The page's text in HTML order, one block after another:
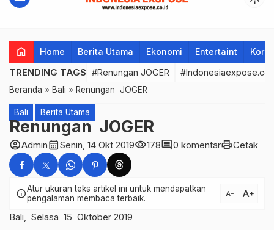
home Home Berita Utama Ekonomi Entertaint
TRENDING TAGS #Renungan JOGER
Beranda » Bali » Renungan JOGER
Bali Berita Utama
Renungan JOGER
account_circleAdmincalendar_monthSenin, 14 Okt 2019visibility178comment0 komentarprintCetak
infoAtur ukuran teks artikel ini untuk mendapatkan
pengalaman membaca terbaik.
text_decrease text_increase
Bali, Selasa 15 Oktober 2019